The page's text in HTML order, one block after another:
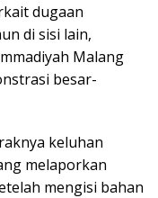
dugaan
di sisi lain,
Malang
besar-
keluhan
melaporkan
mengisi bahan